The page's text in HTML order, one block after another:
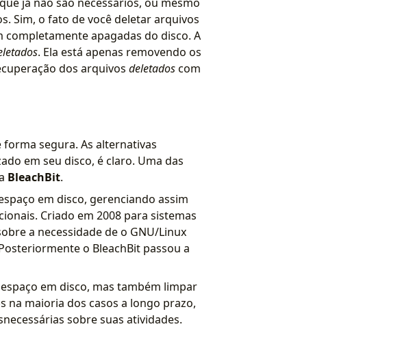
já não são necessários, ou mesmo
Sim, o fato de você deletar arquivos
apagadas do disco. A
. Ela está apenas removendo os
dos arquivos deletadoscom
segura. As alternativas
em seu disco, é claro. Uma das
BleachBit.
em disco, gerenciando assim
Criado em 2008 para sistemas
a necessidade de o GNU/Linux
o BleachBit passou a
em disco, mas também limpar
na maioria dos casos a longo prazo,
sobre suas atividades.